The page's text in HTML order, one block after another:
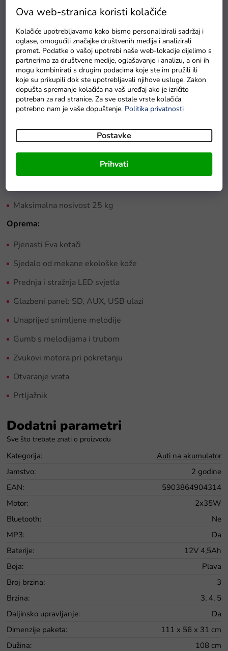
Ova web-stranica koristi kolačiće
Kolačiće upotrebljavamo kako bismo personalizirali sadržaj i
oglase, omogućili značajke društvenih medija i analizirali
promet. Podatke o vašoj upotrebi naše web-lokacije dijelimo s
partnerima za društvene medije, oglašavanje i analizu, a oni ih
mogu kombinirati s drugim podacima koje ste im pružili ili
koje su prikupili dok ste upotrebljavali njihove usluge. Zakon
dopušta spremanje kolačića na vaš uređaj ako je izričito
potreban za rad stranice. Za sve ostale vrste kolačića
potrebno nam je vaše dopuštenje. Politika privatnosti
Postavke
Prihvati
Baterija 12V 4,5Ah
Daljinski upravljač 2,4GHz
Kotači 23 x 7,5 cm
Amortizeri 2x
Mjenjač naprijed i unatrag
Sjedalo 34 x 19 x 24 cm
Duljina vozila 108 cm
Maksimalna nosivost 25 kg
Oprema:
Pjenasti Eva kotači
Sjedalo od mekane ekološke kože
Prednja i stražnja LED svjetla
Glazbeni panel: SD, AUX, USB ulazi
Unaprijed snimljene melodije
Gumb s melodijama i trubom
Zvukovi motora pri pokretanju
Otvaranje vrata
Prtljažnik
Dodatni parametri
Kategorija:
Auti na akumulator
Jamstvo:
2 godine
EAN:
5903864904314
Motor:
2x35W
Bluetooth:
Ne
MP3:
Da
Baterije:
12V 4,5Ah
Boja:
Plava
Broj brzina:
3
Brzina:
3, 4, 5
Daljinsko upravljanje:
Da
Dimenzije paketa:
111 x 56 x 31 cm
Dužina:
108 cm